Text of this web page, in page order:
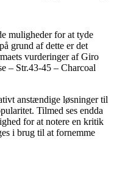
muligheder for at tyde
grund af dette er det
vurderinger af Giro
– Str.43-45 – Charcoal
anstændige løsninger til
Tilmed ses endda
for at notere en kritik
i brug til at fornemme